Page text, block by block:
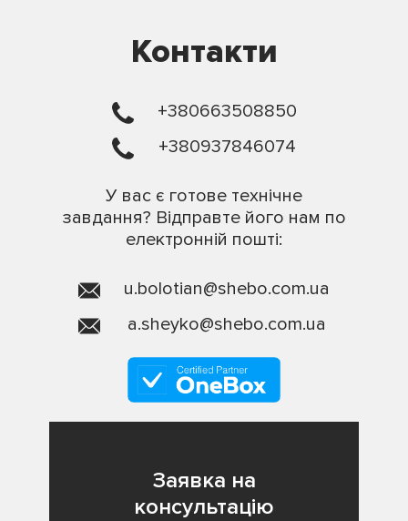
Контакти
+380663508850
+380937846074
У вас є готове технічне
завдання? Відправте його нам по
електронній пошті:
u.bolotian@shebo.com.ua
a.sheyko@shebo.com.ua
Заявка на
консультацію